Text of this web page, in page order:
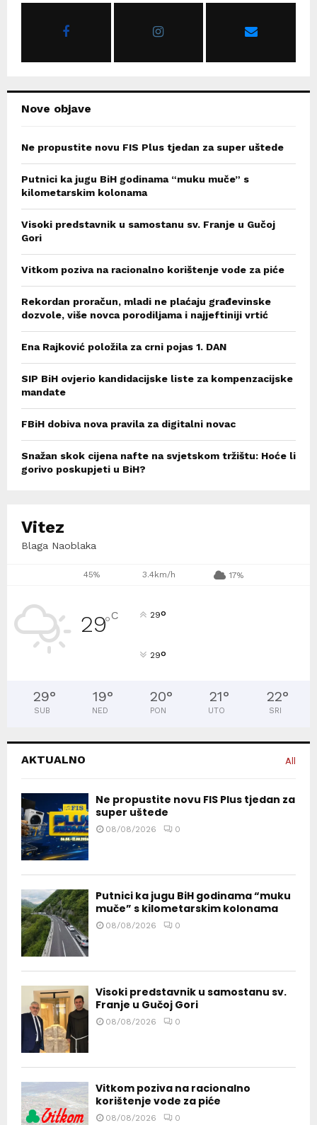
Nove objave
Ne propustite novu FIS Plus tjedan za super uštede
Putnici ka jugu BiH godinama “muku muče” s
kilometarskim kolonama
Visoki predstavnik u samostanu sv. Franje u Gučoj
Gori
Vitkom poziva na racionalno korištenje vode za piće
Rekordan proračun, mladi ne plaćaju građevinske
dozvole, više novca porodiljama i najjeftiniji vrtić
Ena Rajković položila za crni pojas 1. DAN
SIP BiH ovjerio kandidacijske liste za kompenzacijske
mandate
FBiH dobiva nova pravila za digitalni novac
Snažan skok cijena nafte na svjetskom tržištu: Hoće li
gorivo poskupjeti u BiH?
Vitez
Blaga Naoblaka
45% 3.4km/h 17%
29°C 29°
29°
29°
SUB
19°
NED
20°
PON
21°
UTO
22°
SRI
AKTUALNO All
Ne propustite novu FIS Plus tjedan za
super uštede
08/08/2026 0
Putnici ka jugu BiH godinama “muku
muče” s kilometarskim kolonama
08/08/2026 0
Visoki predstavnik u samostanu sv.
Franje u Gučoj Gori
08/08/2026 0
Vitkom poziva na racionalno
korištenje vode za piće
08/08/2026 0